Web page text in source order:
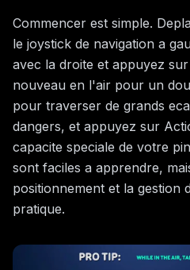
Commencer est simple.
le joystick de navigation a
avec la droite et appuyez
nouveau en l'air pour un
pour traverser de grands
dangers, et appuyez sur
capacite speciale de votre
sont faciles a apprendre,
positionnement et la gestion
pratique.